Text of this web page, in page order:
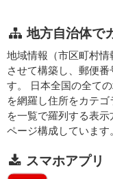
地方自治体で
地域情報（市区町村
させて構築し、郵便
す。 日本全国の全て
を網羅し住所をカテ
を一覧で羅列する表
ページ構成しています
スマホアプリ